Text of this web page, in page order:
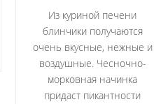
Из куриной печени
блинчики получаются
очень вкусные, нежные и
воздушные. Чесночно-
морковная начинка
придаст пикантности